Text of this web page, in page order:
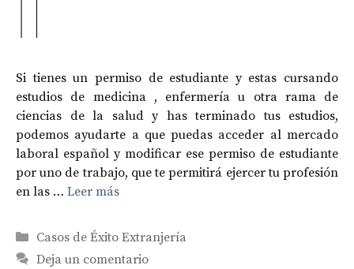
Si tienes un permiso de estudiante y estas cursando
estudios de medicina , enfermería u otra rama de
ciencias de la salud y has terminado tus estudios,
podemos ayudarte a que puedas acceder al mercado
laboral español y modificar ese permiso de estudiante
por uno de trabajo, que te permitirá ejercer tu profesión
en las … Leer más
Categorías
Casos de Éxito Extranjería
Deja un comentario